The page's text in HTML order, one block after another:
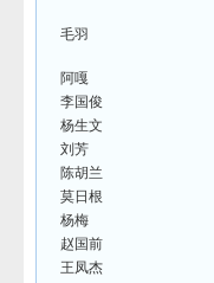
毛羽
阿嘎
李国俊
杨生文
刘芳
陈胡兰
莫日根
杨梅
赵国前
王凤杰